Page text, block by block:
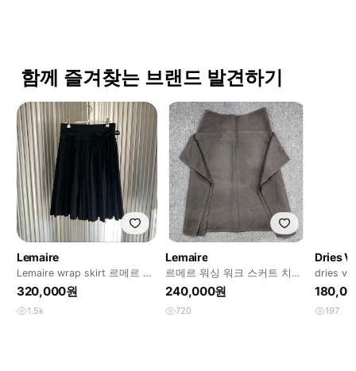
함께 즐겨찾는 브랜드 발견하기
Lemaire
Lemaire wrap skirt 르메르 랩
스커트
320,000원
1.5k
Lemaire
르메르 워싱 워크 스커트 치마
34
240,000원
720
Dries
dries
스커트
197